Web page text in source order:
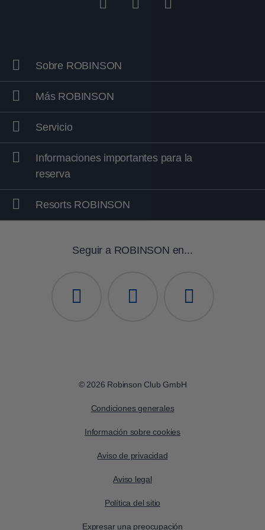
Sobre ROBINSON
Más ROBINSON
Servicio
Informaciones importantes para la
reserva
Resorts ROBINSON
Seguir a ROBINSON en...
© 2026 Robinson Club GmbH
Condiciones generales
Información sobre cookies
Aviso de privacidad
Aviso legal
Política del sitio
Expresar una preocupación